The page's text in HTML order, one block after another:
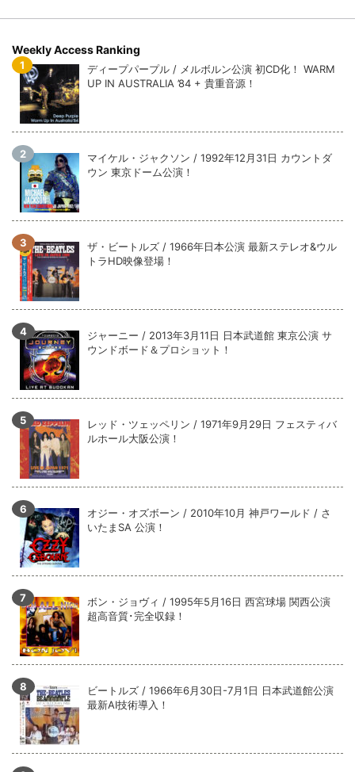
Weekly Access Ranking
ディープパープル / メルボルン公演 初CD化！ WARM
UP IN AUSTRALIA ’84 + 貴重音源！
マイケル・ジャクソン / 1992年12月31日 カウントダ
ウン 東京ドーム公演！
ザ・ビートルズ / 1966年日本公演 最新ステレオ&ウル
トラHD映像登場！
ジャーニー / 2013年3月11日 日本武道館 東京公演 サ
ウンドボード＆プロショット！
レッド・ツェッペリン / 1971年9月29日 フェスティバ
ルホール大阪公演！
オジー・オズボーン / 2010年10月 神戸ワールド / さ
いたまSA 公演！
ボン・ジョヴィ / 1995年5月16日 西宮球場 関西公演
超高音質･完全収録！
ビートルズ / 1966年6月30日-7月1日 日本武道館公演
最新AI技術導入！